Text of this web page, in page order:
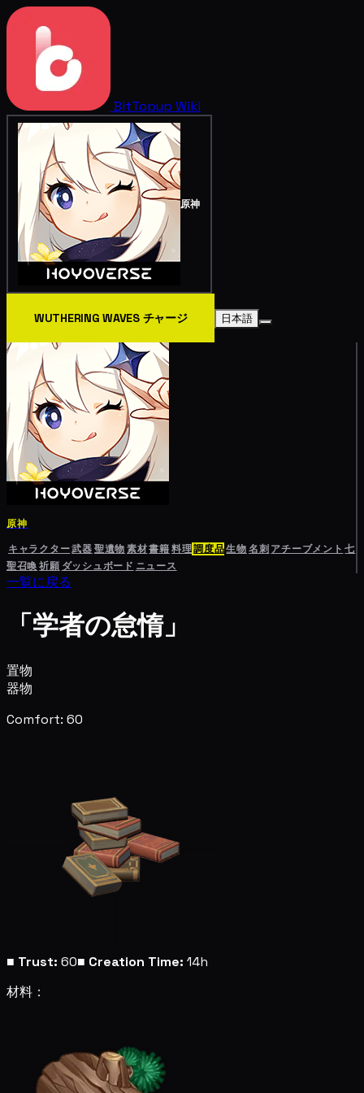
BitTopup Wiki
原神
WUTHERING WAVES チャージ 日本語
原神
キャラクター武器聖遺物素材書籍料理調度品生物名刺 アチーブメント 七
聖召喚祈願 ダッシュボード ニュース
一覧に戻る
「学者の怠惰」
置物
器物
Comfort: 60
■ Trust: 60■ Creation Time: 14h
材料：